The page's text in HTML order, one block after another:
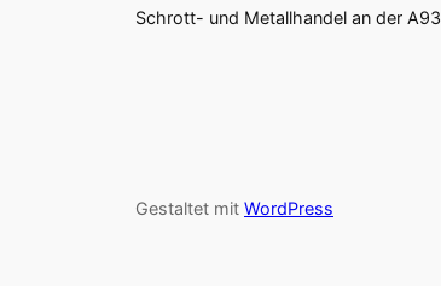
Schrott- und Metallhandel an der A93
Gestaltet mit WordPress